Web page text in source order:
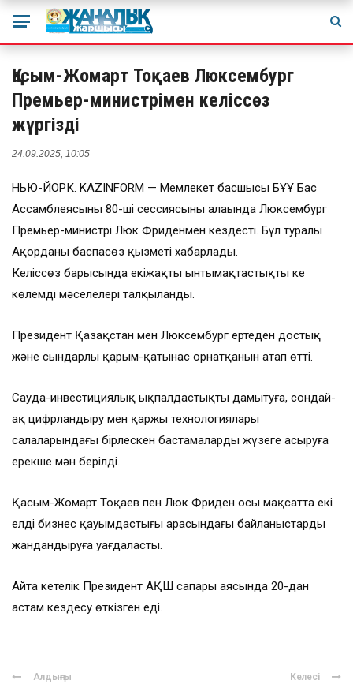
Қасым-Жомарт Тоқаев Люксембург
Премьер-министрімен келіссөз
жүргізді
24.09.2025, 10:05
НЬЮ-ЙОРК. KAZINFORM — Мемлекет басшысы БҰҰ Бас
Ассамблеясының 80-ші сессиясының алаңында Люксембург
Премьер-министрі Люк Фриденмен кездесті. Бұл туралы
Ақорданың баспасөз қызметі хабарлады.
Келіссөз барысында екіжақты ынтымақтастықтың кең
көлемді мәселелері талқыланды.
Президент Қазақстан мен Люксембург ертеден достық
және сындарлы қарым-қатынас орнатқанын атап өтті.
Сауда-инвестициялық ықпалдастықты дамытуға, сондай-
ақ цифрландыру мен қаржы технологиялары
салаларындағы бірлескен бастамаларды жүзеге асыруға
ерекше мән берілді.
Қасым-Жомарт Тоқаев пен Люк Фриден осы мақсатта екі
елдің бизнес қауымдастығы арасындағы байланыстарды
жандандыруға уағдаласты.
Айта кетелік Президент АҚШ сапары аясында 20-дан
астам кездесу өткізген еді.
Алдыңғы Келесі